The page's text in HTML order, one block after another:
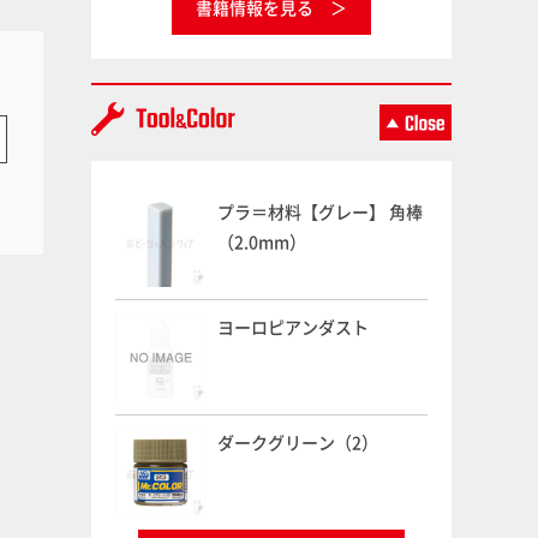
書籍情報を見る
プラ＝材料【グレー】 角棒
（2.0mm）
ヨーロピアンダスト
ダークグリーン（2）